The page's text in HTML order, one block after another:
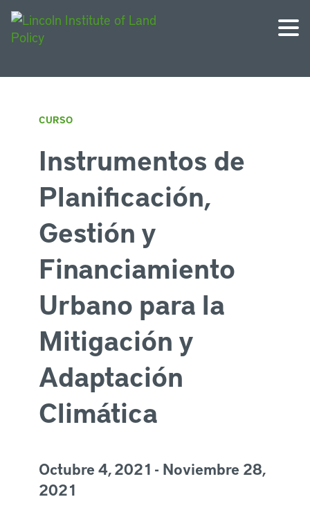
CURSO
Instrumentos de
Planificación,
Gestión y
Financiamiento
Urbano para la
Mitigación y
Adaptación
Climática
Octubre 4, 2021 - Noviembre 28,
2021